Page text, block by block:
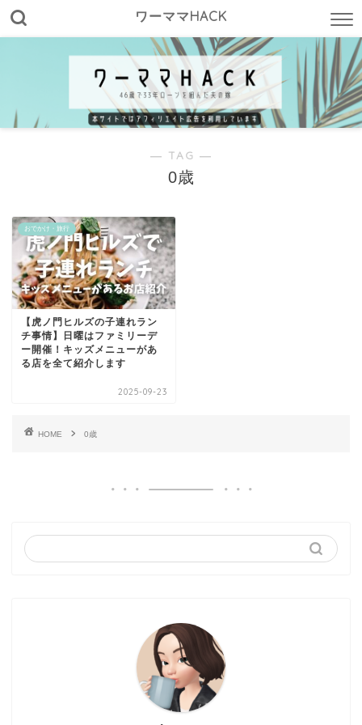
ワーママHACK
― TAG ―
0歳
おでかけ・旅行
【虎ノ門ヒルズの子連れラン
チ事情】日曜はファミリーデ
ー開催！キッズメニューがあ
る店を全て紹介します
2025-09-23
HOME 0歳